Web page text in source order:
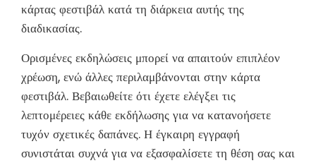
κάρτας φεστιβάλ κατά τη διάρκεια αυτής της
διαδικασίας.
Ορισμένες εκδηλώσεις μπορεί να απαιτούν επιπλέον
χρέωση, ενώ άλλες περιλαμβάνονται στην κάρτα
φεστιβάλ. Βεβαιωθείτε ότι έχετε ελέγξει τις
λεπτομέρειες κάθε εκδήλωσης για να κατανοήσετε
τυχόν σχετικές δαπάνες. Η έγκαιρη εγγραφή
συνιστάται συχνά για να εξασφαλίσετε τη θέση σας και